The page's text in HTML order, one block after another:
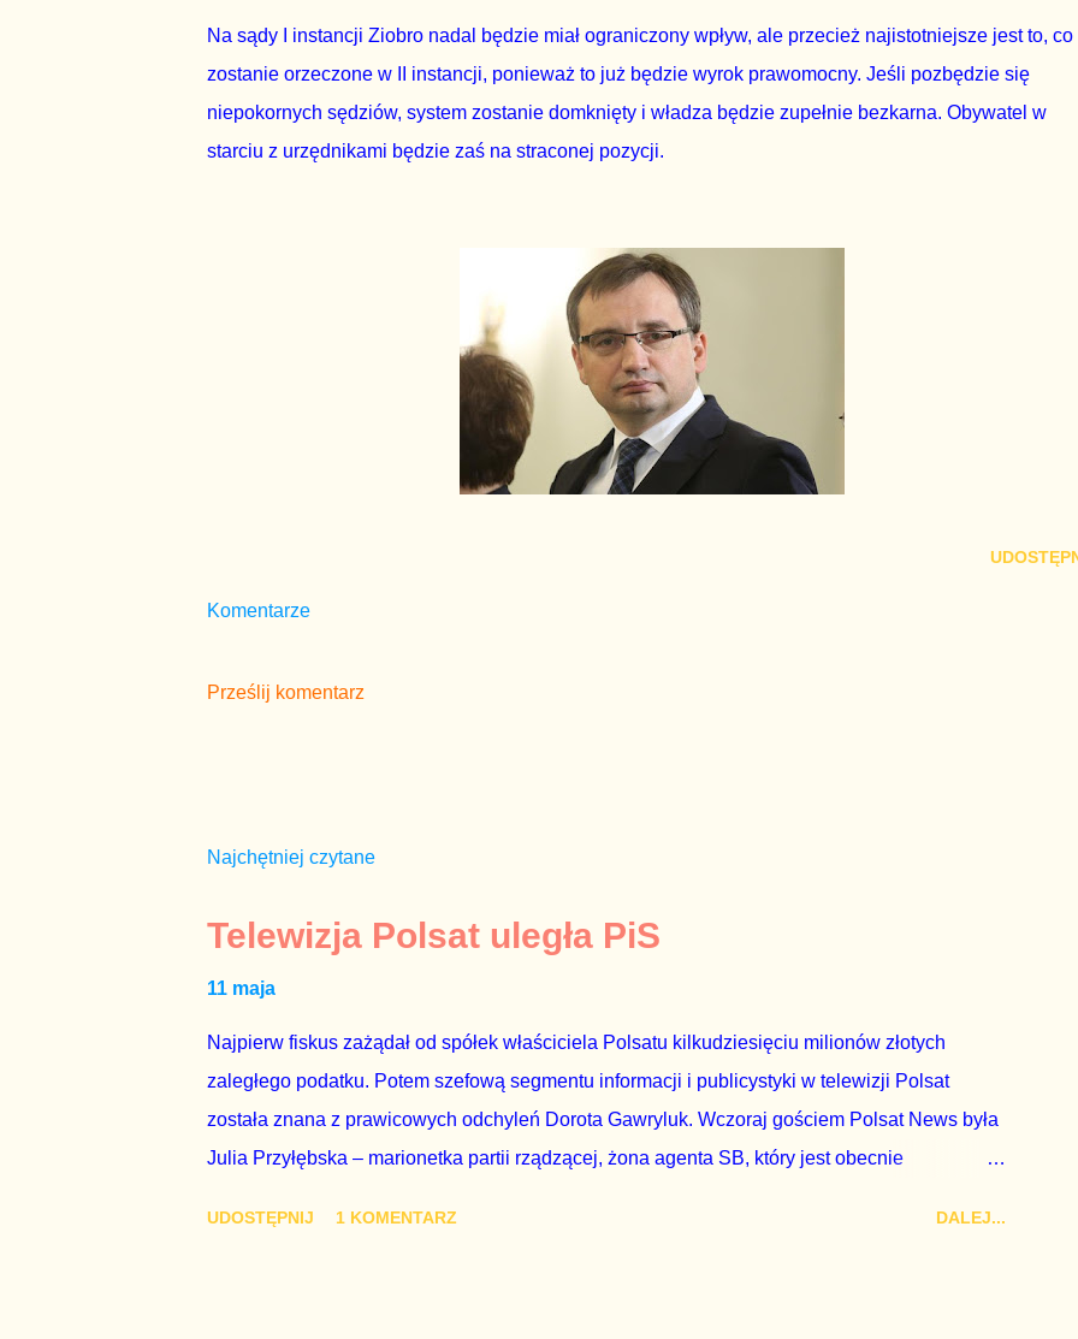
Na sądy I instancji Ziobro nadal będzie miał ograniczony wpływ, ale przecież najistotniejsze jest to, co
zostanie orzeczone w II instancji, ponieważ to już będzie wyrok prawomocny. Jeśli pozbędzie się
niepokornych sędziów, system zostanie domknięty i władza będzie zupełnie bezkarna. Obywatel w
starciu z urzędnikami będzie zaś na straconej pozycji.
Komentarze
Prześlij komentarz
Najchętniej czytane
Telewizja Polsat uległa PiS
11 maja
Najpierw fiskus zażądał od spółek właściciela Polsatu kilkudziesięciu milionów złotych
zaległego podatku. Potem szefową segmentu informacji i publicystyki w telewizji Polsat
została znana z prawicowych odchyleń Dorota Gawryluk. Wczoraj gościem Polsat News była
Julia Przyłębska – marionetka partii rządzącej, żona agenta SB, który jest obecnie
UDOSTĘPNIJ 1 KOMENTARZ DALEJ...